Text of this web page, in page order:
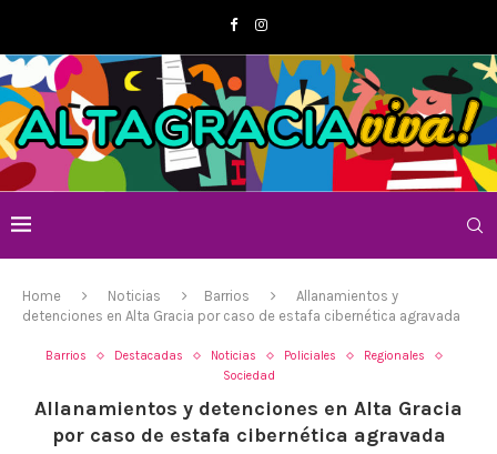
Home Noticias Barrios
Allanamientos y
detenciones en Alta Gracia por caso de estafa cibernética agravada
Barrios Destacadas Noticias Policiales
Regionales
Sociedad
Allanamientos y detenciones en Alta Gracia
por caso de estafa cibernética agravada